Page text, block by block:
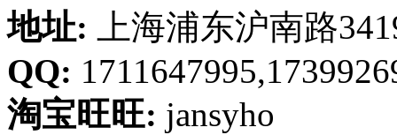
地址: 上海浦东沪南路
QQ:
淘宝旺旺: jansyho